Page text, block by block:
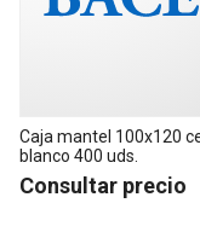
Caja mantel 100x120
blanco 400 uds.
Consultar precio